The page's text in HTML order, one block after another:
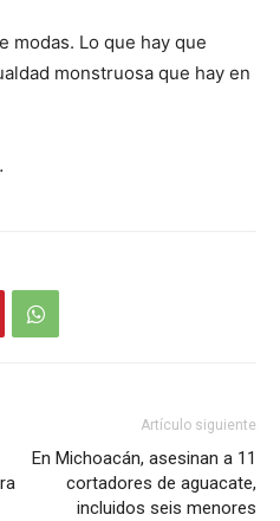
modas. Lo que hay que
monstruosa que hay en
Artículo siguiente
En Michoacán, asesinan a 11
cortadores de aguacate,
incluidos seis menores